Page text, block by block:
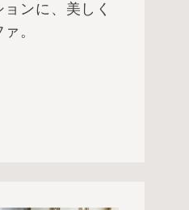
ンに、美しく
。